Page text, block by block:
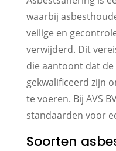
waarbij
veilige en
verwijderd. Dit
die aantoont dat
gekwalificeerd zijn
te voeren. Bij AVS
standaarden voor
Soorten